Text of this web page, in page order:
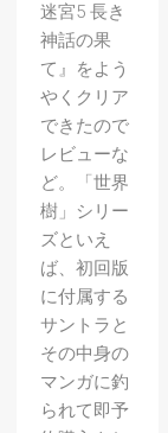
迷宮5 長き
神話の果
て』をよう
やくクリア
できたので
レビューな
ど。「世界
樹」シリー
ズといえ
ば、初回版
に付属する
サントラと
その中身の
マンガに釣
られて即予